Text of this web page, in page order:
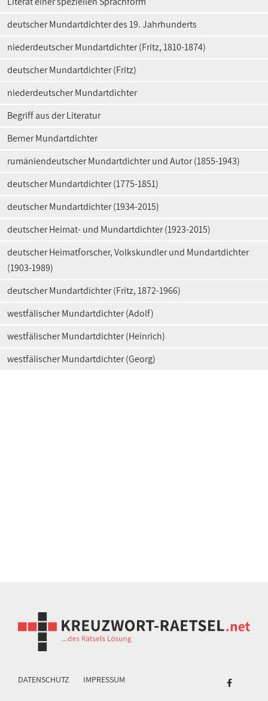
deutscher Mundartdichter des 19. Jahrhunderts
niederdeutscher Mundartdichter (Fritz, 1810-1874)
deutscher Mundartdichter (Fritz)
niederdeutscher Mundartdichter
Begriff aus der Literatur
Berner Mundartdichter
rumäniendeutscher Mundartdichter und Autor (1855-1943)
deutscher Mundartdichter (1775-1851)
deutscher Mundartdichter (1934-2015)
deutscher Heimat- und Mundartdichter (1923-2015)
deutscher Heimatforscher, Volkskundler und Mundartdichter
(1903-1989)
deutscher Mundartdichter (Fritz, 1872-1966)
westfälischer Mundartdichter (Adolf)
westfälischer Mundartdichter (Heinrich)
westfälischer Mundartdichter (Georg)
DATENSCHUTZ IMPRESSUM